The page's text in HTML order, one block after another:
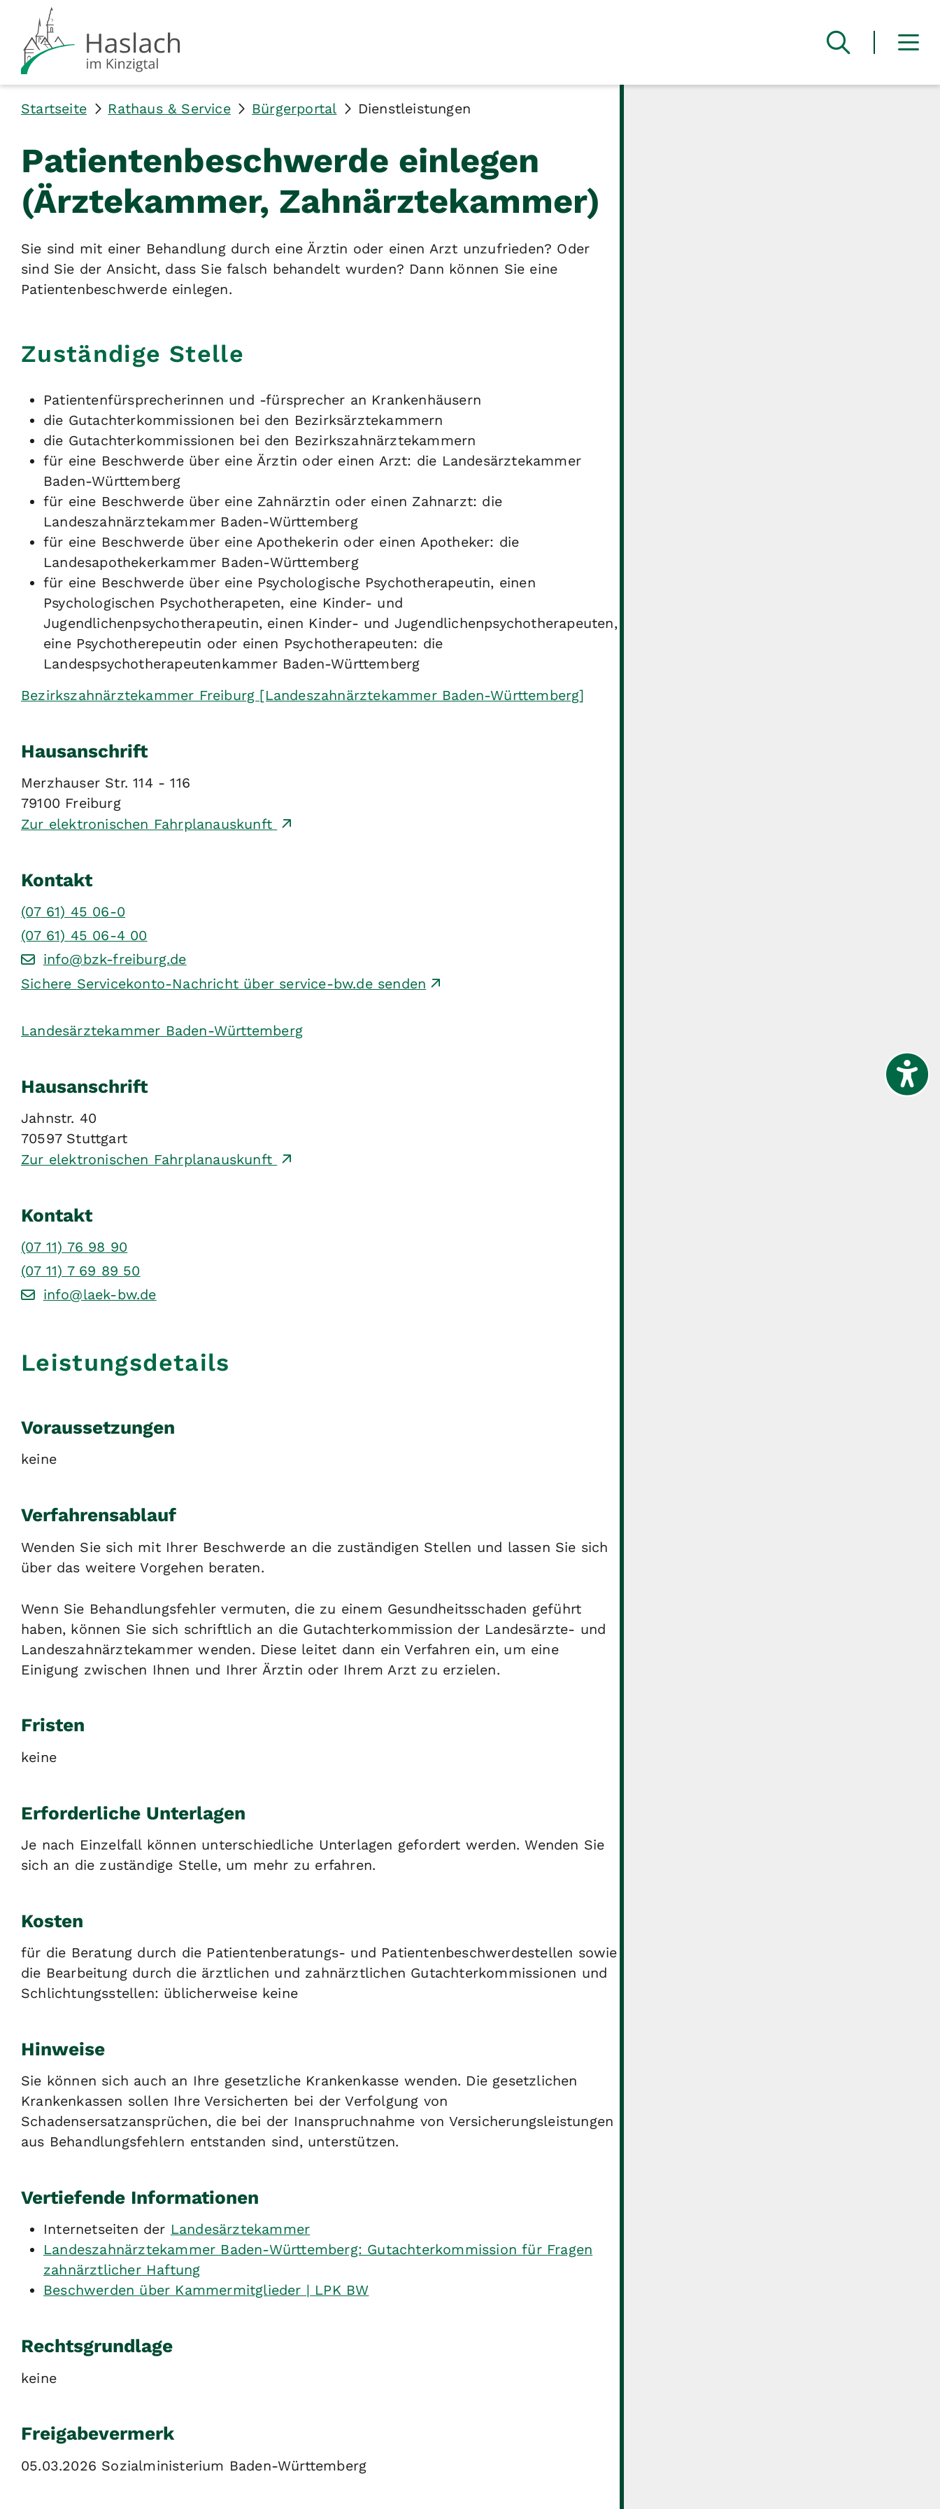
Startseite Rathaus & Service Bürgerportal Dienstleistungen
Patientenbeschwerde einlegen
(Ärztekammer, Zahnärztekammer)
Sie sind mit einer Behandlung durch eine Ärztin oder einen Arzt unzufrieden? Oder
sind Sie der Ansicht, dass Sie falsch behandelt wurden? Dann können Sie eine
Patientenbeschwerde einlegen.
Zuständige Stelle
Patientenfürsprecherinnen und -fürsprecher an Krankenhäusern
die Gutachterkommissionen bei den Bezirksärztekammern
die Gutachterkommissionen bei den Bezirkszahnärztekammern
für eine Beschwerde über eine Ärztin oder einen Arzt: die Landesärztekammer
Baden-Württemberg
für eine Beschwerde über eine Zahnärztin oder einen Zahnarzt: die
Landeszahnärztekammer Baden-Württemberg
für eine Beschwerde über eine Apothekerin oder einen Apotheker: die
Landesapothekerkammer Baden-Württemberg
für eine Beschwerde über eine Psychologische Psychotherapeutin, einen
Psychologischen Psychotherapeten, eine Kinder- und
Jugendlichenpsychotherapeutin, einen Kinder- und Jugendlichenpsychotherapeuten,
eine Psychotherepeutin oder einen Psychotherapeuten: die
Landespsychotherapeutenkammer Baden-Württemberg
Bezirkszahnärztekammer Freiburg [Landeszahnärztekammer Baden-Württemberg]
Hausanschrift
Merzhauser Str. 114 - 116
79100 Freiburg
Zur elektronischen Fahrplanauskunft
Kontakt
(07 61) 45 06-0
(07 61) 45 06-4 00
info@bzk-freiburg.de
Sichere Servicekonto-Nachricht über service-bw.de senden
Landesärztekammer Baden-Württemberg
Hausanschrift
Jahnstr. 40
70597 Stuttgart
Zur elektronischen Fahrplanauskunft
Kontakt
(07 11) 76 98 90
(07 11) 7 69 89 50
info@laek-bw.de
Leistungsdetails
Voraussetzungen
keine
Verfahrensablauf
Wenden Sie sich mit Ihrer Beschwerde an die zuständigen Stellen und lassen Sie sich
über das weitere Vorgehen beraten.
Wenn Sie Behandlungsfehler vermuten, die zu einem Gesundheitsschaden geführt
haben, können Sie sich schriftlich an die Gutachterkommission der Landesärzte- und
Landeszahnärztekammer wenden. Diese leitet dann ein Verfahren ein, um eine
Einigung zwischen Ihnen und Ihrer Ärztin oder Ihrem Arzt zu erzielen.
Fristen
keine
Erforderliche Unterlagen
Je nach Einzelfall können unterschiedliche Unterlagen gefordert werden. Wenden Sie
sich an die zuständige Stelle, um mehr zu erfahren.
Kosten
für die Beratung durch die Patientenberatungs- und Patientenbeschwerdestellen sowie
die Bearbeitung durch die ärztlichen und zahnärztlichen Gutachterkommissionen und
Schlichtungsstellen: üblicherweise keine
Hinweise
Sie können sich auch an Ihre gesetzliche Krankenkasse wenden. Die gesetzlichen
Krankenkassen sollen Ihre Versicherten bei der Verfolgung von
Schadensersatzansprüchen, die bei der Inanspruchnahme von Versicherungsleistungen
aus Behandlungsfehlern entstanden sind, unterstützen.
Vertiefende Informationen
Internetseiten der Landesärztekammer
Landeszahnärztekammer Baden-Württemberg: Gutachterkommission für Fragen
zahnärztlicher Haftung
Beschwerden über Kammermitglieder | LPK BW
Rechtsgrundlage
keine
Freigabevermerk
05.03.2026 Sozialministerium Baden-Württemberg